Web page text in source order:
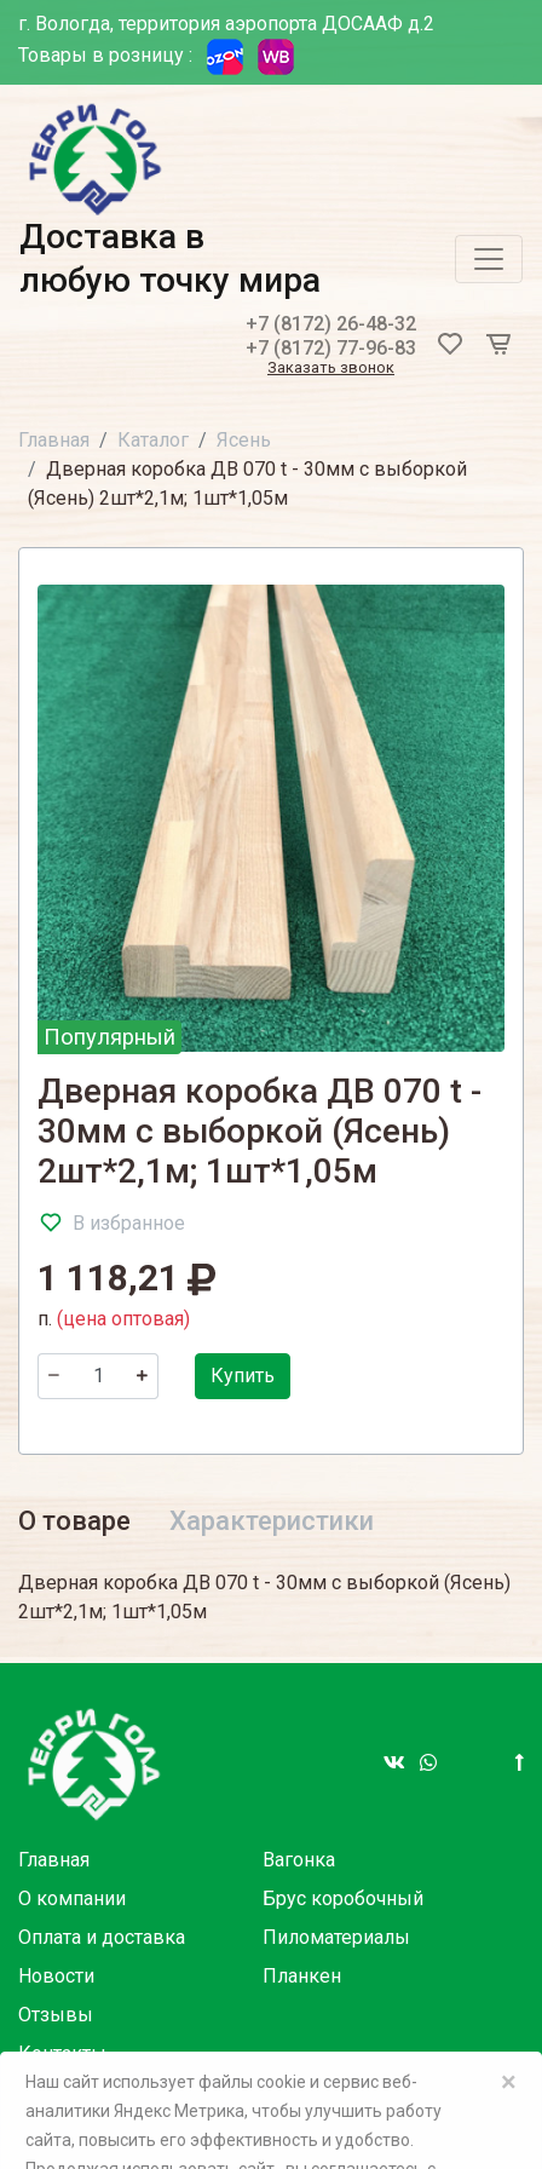
г. Вологда, территория аэропорта ДОСААФ д.2
Товары в розницу :
Доставка в
любую точку мира
+7 (8172) 26-48-32
+7 (8172) 77-96-83
Заказать звонок
Главная Каталог
Ясень
Дверная коробка ДВ 070 t - 30мм с выборкой
(Ясень) 2шт*2,1м; 1шт*1,05м
Популярный
Дверная коробка ДВ 070 t -
30мм с выборкой (Ясень)
2шт*2,1м; 1шт*1,05м
В избранное
1 118,21
п. (цена оптовая)
Купить
О товаре Характеристики
Дверная коробка ДВ 070 t - 30мм с выборкой (Ясень)
2шт*2,1м; 1шт*1,05м
Главная
О компании
Оплата и доставка
Новости
Отзывы
Контакты
Вагонка
Брус коробочный
Пиломатериалы
Планкен
Товары в розницу на маркетплейсах:
×
Наш сайт использует файлы cookie и сервис веб-
аналитики Яндекс Метрика, чтобы улучшить работу
сайта, повысить его эффективность и удобство.